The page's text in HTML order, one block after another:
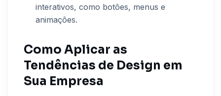
interativos, como botões, menus e
animações.
Como Aplicar as
Tendências de Design em
Sua Empresa